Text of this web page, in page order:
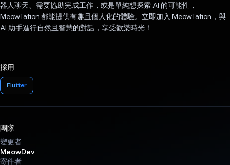
器人聊天、需要協助完成工作，或是單純想探索 AI 的可能性，
MeowTation 都能提供有趣且個人化的體驗。立即加入 MeowTation，與
AI 助手進行自然且智慧的對話，享受歡樂時光！
採用
Flutter
團隊
變更者
MeowDev
寄件者